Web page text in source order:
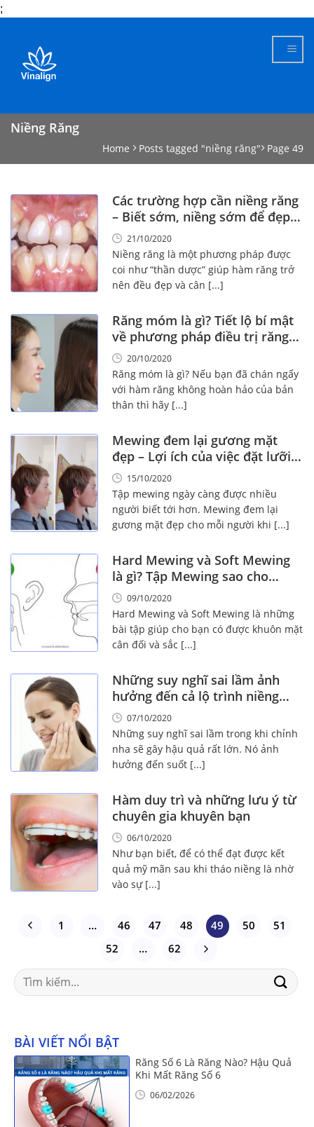
;
content
Niềng Răng
Home Posts tagged "niềng răng" Page 49
Các trường hợp cần niềng răng
– Biết sớm, niềng sớm để đẹp
sớm21/10/2020
Niềng răng là một phương pháp được
coi như “thần dược” giúp hàm răng trở
nên đều đẹp và cân [...]
Răng móm là gì? Tiết lộ bí mật
về phương pháp điều trị răng
móm20/10/2020
Răng móm là gì? Nếu bạn đã chán ngấy
với hàm răng không hoàn hảo của bản
thân thì hãy [...]
Mewing đem lại gương mặt
đẹp – Lợi ích của việc đặt lưỡi
chuẩn
15/10/2020
Tập mewing ngày càng được nhiều
người biết tới hơn. Mewing đem lại
gương mặt đẹp cho mỗi người khi [...]
Hard Mewing và Soft Mewing
là gì? Tập Mewing sao cho
chuẩn?
09/10/2020
Hard Mewing và Soft Mewing là những
bài tập giúp cho bạn có được khuôn mặt
cân đối và sắc [...]
Những suy nghĩ sai lầm ảnh
hưởng đến cả lộ trình niềng
răng của bạn
07/10/2020
Những suy nghĩ sai lầm trong khi chỉnh
nha sẽ gây hậu quả rất lớn. Nó ảnh
hưởng đến suốt [...]
Hàm duy trì và những lưu ý từ
chuyên gia khuyên bạn
06/10/2020
Như bạn biết, để có thể đạt được kết
quả mỹ mãn sau khi tháo niềng là nhờ
vào sự [...]
1 … 46 47 48 49 50
51
52
… 62
Search
for:
BÀI VIẾT NỔI BẬT
Răng Số 6 Là Răng Nào? Hậu Quả
Khi Mất Răng Số 6
06/02/2026